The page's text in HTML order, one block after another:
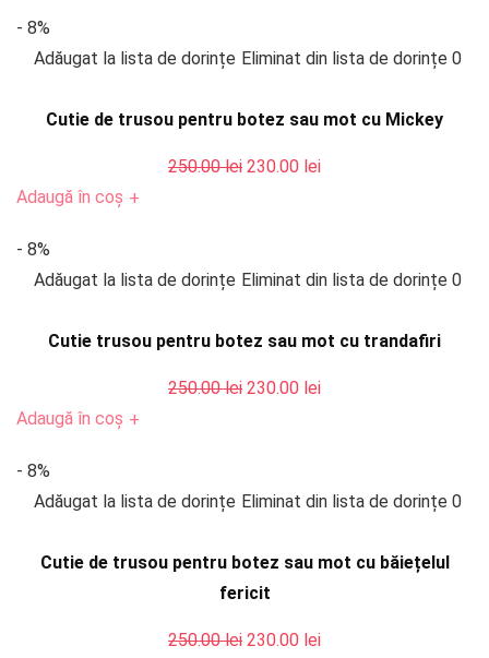
250.00 lei.
- 8%
Adăugat la lista de dorințe Eliminat din lista de dorințe 0
Cutie de trusou pentru botez sau mot cu Mickey
250.00lei Prețul
250.00 lei.
230.00 leiPrețul
Adaugă în coș +
- 8%
Adăugat la lista de dorințe Eliminat din lista de dorințe 0
Cutie trusou pentru botez sau mot cu trandafiri
250.00lei Prețul
250.00 lei.
230.00 leiPrețul
Adaugă în coș +
- 8%
Adăugat la lista de dorințe Eliminat din lista de dorințe 0
Cutie de trusou pentru botez sau mot cu băiețelul
fericit
250.00lei Prețul
230.00 leiPrețul